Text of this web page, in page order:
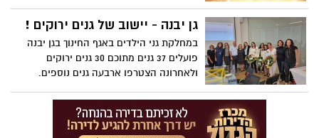
הצגות ילדים, הצגות לכל המשפחה, פסטיבל
קסום, מופע סטנדאפ, מופע ג'אז בספרייה, חג
הבנות עם אורנה דץ, יוצרים רחוב קרוב,
מסיבת מועדון נ.מ.ש ועוד ועוד אירועים שווים
מחכים לכם בגן יבנה בחנוכה הקרוב.
גן יבנה - יישוב של גנים ירוקים !
במחלקת גני הילדים באגף החינוך בגן יבנה
פועלים 37 גנים מתוכם 30 גנים ירוקים
ולאחרונה הצטרפו ארבעה גנים נוספים.
מודיעין, גן חשמונאים וגן תלתן.